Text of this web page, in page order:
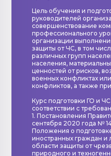
Цель обучения и
руководителей
совершенствование
профессионального
организации
защиты от ЧС, в том
различных групп
населения,
ценностей от рисков,
военных конфликтах
конфликтов, а также
Курс подготовки ГО и
соответствии с
1. Постановления
сентября 2020 года №
Положения о
иностранных граждан и
области защиты от
природного и